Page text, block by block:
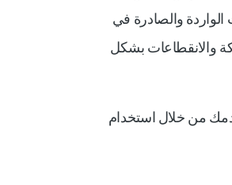
والصادرة في
والانقطاعات بشكل
من خلال استخدام